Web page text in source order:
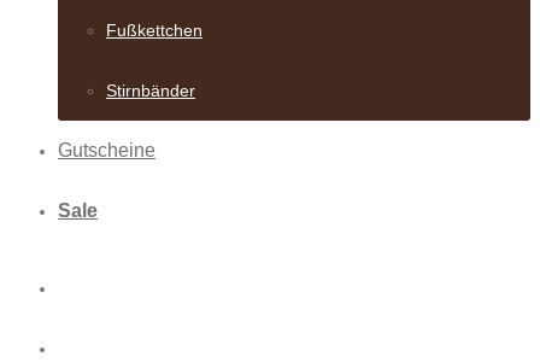
Fußkettchen
Stirnbänder
Gutscheine
Sale